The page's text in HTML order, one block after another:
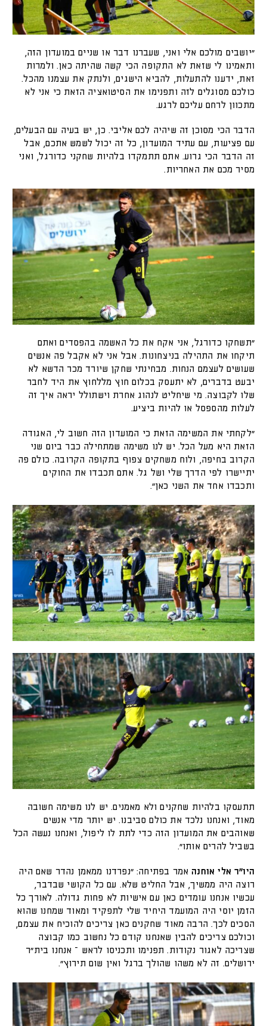
"יושבים מולכם אלי ואני, שעברנו דבר או שניים במועדון הזה,
ותאמינו לי שזאת לא התקופה הכי קשה שהיתה כאן. ולמרות
זאת, ידענו להתעלות, להביא הישגים, ולנתק את עצמנו מהכל.
כולכם מסוגלים לזה ותפנימו את הסיטואציה הזאת כי אני לא
מתכוון לרחם עליכם לרגע.
הדבר הכי מסוכן זה שיהיה לכם אליבי. כן, יש בעיה עם הבעלים,
עם פציעות, עם עתיד המועדון, כל זה יכול לשמש אתכם, אבל
זה הדבר הכי גרוע. אתם תתמקדו בלהיות שחקני כדורגל, ואני
מסיר מכם את האחריות.
"תשחקו כדורגל, אני אקח את כל האשמה בהפסדים ואתם
תיקחו את התהילה בניצחונות. אבל אני לא אקבל פה אנשים
שעושים לעצמם הנחות. מבחינתי שחקן שיורד מכר הדשא לא
יבעט בדברים, לא יתעסק בכלום חוץ מללחוץ את היד לחבר
שלו לקבוצה. מי שיחליט לנהוג אחרת וישתולל יראה איך זה
לעלות מהספסל או להיות ביציע.
"לקחתי את המשימה הזאת כי המועדון הזה חשוב לי, האגודה
הזאת היא מעל הכל. יש לנו משימה שמתחילה כבר ביום שני
הקרוב בחיפה, ולוח משחקים צפוף בתקופה הקרובה. כולם פה
יתיישרו לפי הדרך שלי ושל גל. אתם תכבדו את החוקים
ותכבדו אחד את השני כאן".
תתעסקו בלהיות שחקנים ולא מאמנים. יש לנו משימה חשובה
מאוד, ואנחנו נלכד את כולם סביבנו. יש יותר מדי אנשים
שאוהבים את המועדון הזה כדי לתת לו ליפול, ואנחנו נעשה הכל
בשביל להרים אותו".
היו"ר אלי אוחנה אמר בפתיחה: "נפרדנו ממאמן נהדר שאם היה
רוצה היה ממשיך, אבל החליט שלא. עם כל הקושי שבדבר,
עכשיו אנחנו עומדים כאן עם אישיות לא פחות גדולה. לאורך כל
הזמן יוסי היה המועמד היחיד שלי לתפקיד ומאוד שמחנו שהוא
הסכים לכך. הרבה מאוד שחקנים כאן צריכים להוכיח את עצמם,
וכולכם צריכים להבין שאנחנו קודם כל נחשוב כמו קבוצה
שצריכה לאגור נקודות. תפנימו ותכניסו לראש – אנחנו בית"ר
ירושלים. זה לא משהו שהולך ברגל ואין שום תירוץ".